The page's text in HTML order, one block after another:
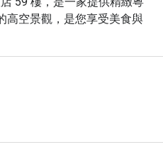
高空景觀，是您享受美食與
Bai Yun 都能滿足您的需
質的食材聞名，招牌菜包
美點心，每一道菜都值得
的超值優惠！讓您在高空美